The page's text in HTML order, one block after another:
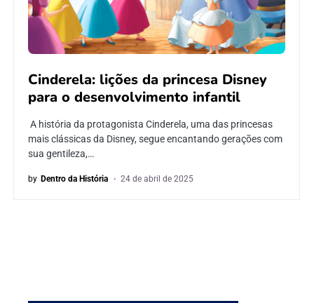
Cinderela: lições da princesa Disney
para o desenvolvimento infantil
A história da protagonista Cinderela, uma das princesas
mais clássicas da Disney, segue encantando gerações com
sua gentileza,…
by Dentro da História 24 de abril de 2025